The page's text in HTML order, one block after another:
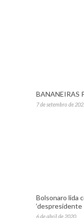
BANANEIRAS
7 de setembro de
Bolsonaro lida
‘despresidente
6 de abril de 2020